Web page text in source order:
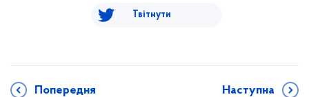
Твітнути
Попередня Наступна